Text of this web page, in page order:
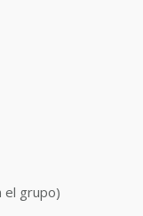
el grupo)